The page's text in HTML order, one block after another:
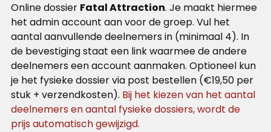
Online dossier Fatal Attraction. Je maakt hiermee
het admin account aan voor de groep. Vul het
aantal aanvullende deelnemers in (minimaal 4). In
de bevestiging staat een link waarmee de andere
deelnemers een account aanmaken. Optioneel kun
je het fysieke dossier via post bestellen (€19,50 per
stuk + verzendkosten). Bij het kiezen van het aantal
deelnemers en aantal fysieke dossiers, wordt de
prijs automatisch gewijzigd.